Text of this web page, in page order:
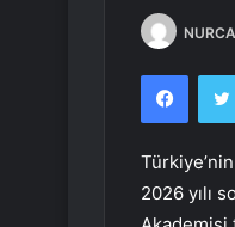
2026 yılı